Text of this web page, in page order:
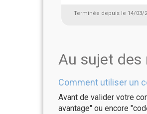
Terminée depuis le 14/03/
Au sujet des
Comment utiliser un
Avant de valider votre
avantage" ou encore